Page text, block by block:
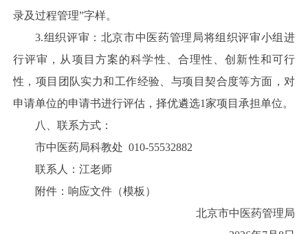
录及过程管理”字样。
3.组织评审：北京市中医药管理局将组织评审小组进
行评审，从项目方案的科学性、合理性、创新性和可行
性，项目团队实力和工作经验、与项目契合度等方面，对
申请单位的申请书进行评估，择优遴选1家项目承担单位。
八、联系方式：
市中医药局科教处 010-55532882
联系人：江老师
附件：响应文件（模板）
北京市中医药管理局